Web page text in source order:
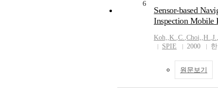
6
Sensor-based
Inspection Mobile
Koh,,K.,C.,Choi,,H.,J.,
SPIE
2000
원문보기